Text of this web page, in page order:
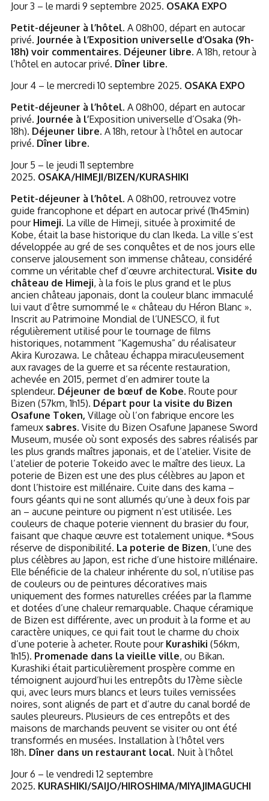
Jour 3 – le mardi 9 septembre 2025. OSAKA EXPO
Petit-déjeuner à l’hôtel. A 08h00, départ en autocar
privé. Journée à l’Exposition universelle d’Osaka (9h-
18h) voir commentaires. Déjeuner libre. A 18h, retour à
l’hôtel en autocar privé. Dîner libre.
Jour 4 – le mercredi 10 septembre 2025. OSAKA EXPO
Petit-déjeuner à l’hôtel. A 08h00, départ en autocar
privé. Journée à l’Exposition universelle d’Osaka (9h-
18h). Déjeuner libre. A 18h, retour à l’hôtel en autocar
privé. Dîner libre.
Jour 5 – le jeudi 11 septembre
2025. OSAKA/HIMEJI/BIZEN/KURASHIKI
Petit-déjeuner à l’hôtel. A 08h00, retrouvez votre
guide francophone et départ en autocar privé (1h45min)
pour Himeji. La ville de Himeji, située à proximité de
Kobe, était la base historique du clan Ikeda. La ville s’est
développée au gré de ses conquêtes et de nos jours elle
conserve jalousement son immense château, considéré
comme un véritable chef d’œuvre architectural. Visite du
château de Himeji, à la fois le plus grand et le plus
ancien château japonais, dont la couleur blanc immaculé
lui vaut d’être surnommé le « château du Héron Blanc ».
Inscrit au Patrimoine Mondial de l’UNESCO, il fut
régulièrement utilisé pour le tournage de films
historiques, notamment “Kagemusha” du réalisateur
Akira Kurozawa. Le château échappa miraculeusement
aux ravages de la guerre et sa récente restauration,
achevée en 2015, permet d’en admirer toute la
splendeur. Déjeuner de bœuf de Kobe. Route pour
Bizen (57km, 1h15). Départ pour la visite du Bizen
Osafune Token, Village où l’on fabrique encore les
fameux sabres. Visite du Bizen Osafune Japanese Sword
Museum, musée où sont exposés des sabres réalisés par
les plus grands maîtres japonais, et de l’atelier. Visite de
l’atelier de poterie Tokeido avec le maître des lieux. La
poterie de Bizen est une des plus célèbres au Japon et
dont l’histoire est millénaire. Cuite dans des kama –
fours géants qui ne sont allumés qu’une à deux fois par
an – aucune peinture ou pigment n’est utilisée. Les
couleurs de chaque poterie viennent du brasier du four,
faisant que chaque œuvre est totalement unique. *Sous
réserve de disponibilité. La poterie de Bizen, l’une des
plus célèbres au Japon, est riche d’une histoire millénaire.
Elle bénéficie de la chaleur inhérente du sol, n’utilise pas
de couleurs ou de peintures décoratives mais
uniquement des formes naturelles créées par la flamme
et dotées d’une chaleur remarquable. Chaque céramique
de Bizen est différente, avec un produit à la forme et au
caractère uniques, ce qui fait tout le charme du choix
d’une poterie à acheter. Route pour Kurashiki (56km,
1h15). Promenade dans la vieille ville, ou Bikan.
Kurashiki était particulièrement prospère comme en
témoignent aujourd’hui les entrepôts du 17ème siècle
qui, avec leurs murs blancs et leurs tuiles vernissées
noires, sont alignés de part et d’autre du canal bordé de
saules pleureurs. Plusieurs de ces entrepôts et des
maisons de marchands peuvent se visiter ou ont été
transformés en musées. Installation à l’hôtel vers
18h. Dîner dans un restaurant local. Nuit à l’hôtel
Jour 6 – le vendredi 12 septembre
2025. KURASHIKI/SAIJO/HIROSHIMA/MIYAJIMAGUCHI